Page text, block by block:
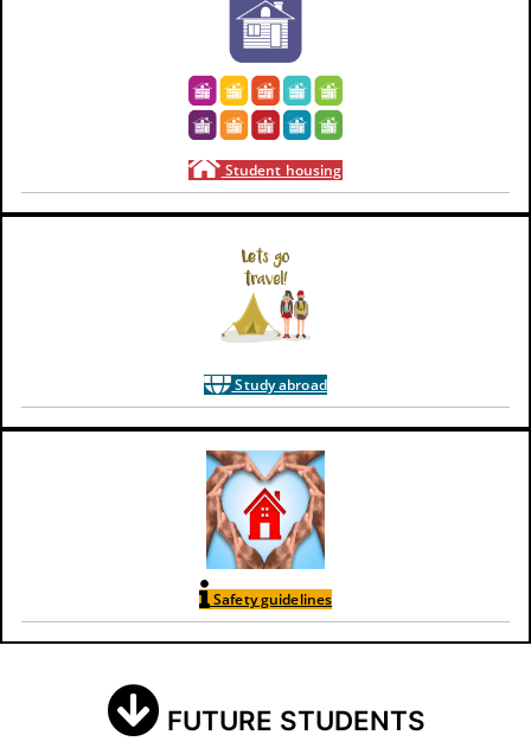
Student housing
Study abroad
Safety guidelines
FUTURE STUDENTS